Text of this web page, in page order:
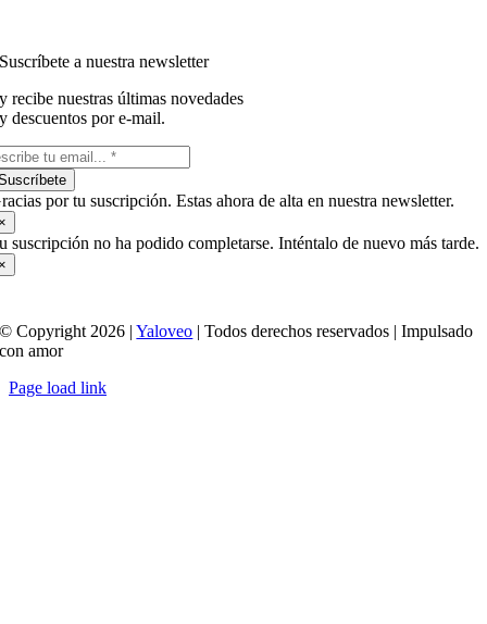
Suscríbete a nuestra newsletter
y recibe nuestras últimas novedades
y descuentos por e-mail.
por tu suscripción. Estas ahora de alta en nuestra newsletter.
suscripción no ha podido completarse. Inténtalo de nuevo más tarde.
© Copyright 2026 |Yaloveo | Todos derechos reservados | Impulsado
con amor
Page load link